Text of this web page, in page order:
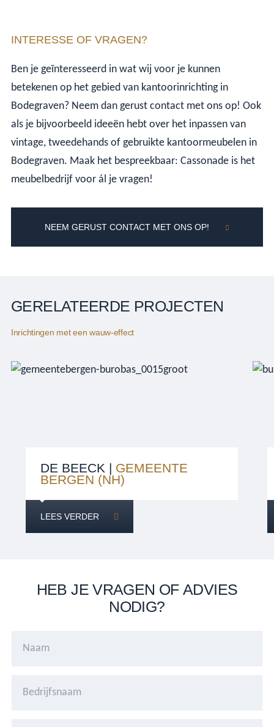
INTERESSE OF VRAGEN?
Ben je geïnteresseerd in wat wij voor je kunnen
betekenen op het gebied van kantoorinrichting in
Bodegraven? Neem dan gerust contact met ons op! Ook
als je bijvoorbeeld ideeën hebt over het inpassen van
vintage, tweedehands of gebruikte kantoormeubelen in
Bodegraven. Maak het bespreekbaar: Cassonade is het
meubelbedrijf voor ál je vragen!
NEEM GERUST CONTACT MET ONS OP!
GERELATEERDE PROJECTEN
Inrichtingen met een wauw-effect
DE BEECK | GEMEENTE
BERGEN (NH)
LEES VERDER
HEB JE VRAGEN OF ADVIES
NODIG?